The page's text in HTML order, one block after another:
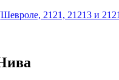
2121, 21213 и